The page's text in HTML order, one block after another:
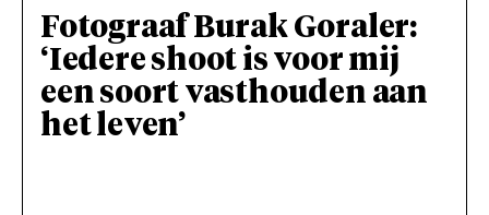
Fotograaf Burak Goraler:
‘Iedere shoot is voor mij
een soort vasthouden aan
het leven’